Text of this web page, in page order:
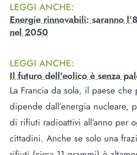
LEGGI ANCHE:
Energie rinnovabili: saranno
nel 2050
LEGGI ANCHE:
Il futuro dell'eolico è senza
La Francia da sola, il paese
dipende dall’energia nucleare,
di rifiuti radioattivi all’anno per
cittadini. Anche se solo una